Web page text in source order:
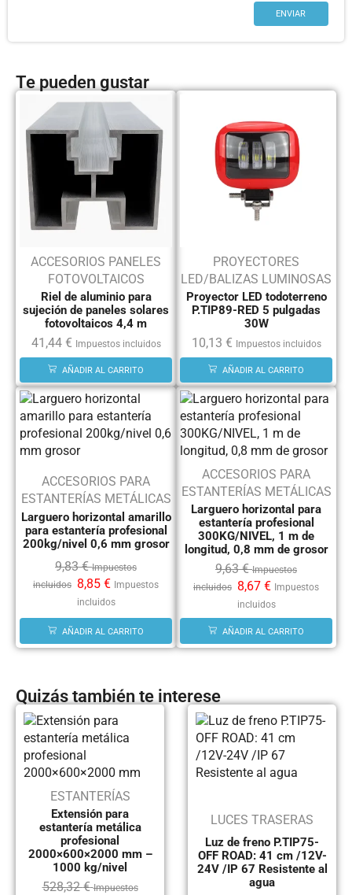
Te pueden gustar
ACCESORIOS PANELES
FOTOVOLTAICOS
Riel de aluminio para
sujeción de paneles solares
fotovoltaicos 4,4 m
41,44 € Impuestos incluidos
AÑADIR AL CARRITO
PROYECTORES
LED/BALIZAS LUMINOSAS
Proyector LED todoterreno
P.TIP89-RED 5 pulgadas
30W
10,13 € Impuestos incluidos
AÑADIR AL CARRITO
ACCESORIOS PARA
ESTANTERÍAS METÁLICAS
Larguero horizontal amarillo
para estantería profesional
200kg/nivel 0,6 mm grosor
9,83€ Impuestos
incluidos 8,85 € Impuestos
incluidos
AÑADIR AL CARRITO
ACCESORIOS PARA
ESTANTERÍAS METÁLICAS
Larguero horizontal para
estantería profesional
300KG/NIVEL, 1 m de
longitud, 0,8 mm de grosor
9,63€ Impuestos
incluidos 8,67 € Impuestos
incluidos
AÑADIR AL CARRITO
Quizás también te interese
ESTANTERÍAS
Extensión para
estantería metálica
profesional
2000×600×2000 mm –
1000 kg/nivel
528,32€ Impuestos
LUCES TRASERAS
Luz de freno P.TIP75-
OFF ROAD: 41 cm /12V-
24V /IP 67 Resistente al
agua